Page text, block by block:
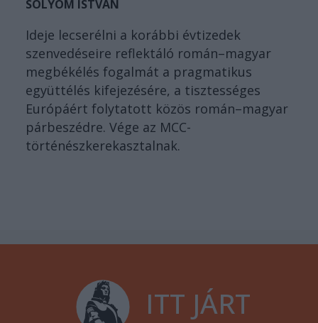
SÓLYOM ISTVÁN
Ideje lecserélni a korábbi évtizedek
szenvedéseire reflektáló román–magyar
megbékélés fogalmát a pragmatikus
együttélés kifejezésére, a tisztességes
Európáért folytatott közös román–magyar
párbeszédre. Vége az MCC-
történészkerekasztalnak.
ITT JÁRT